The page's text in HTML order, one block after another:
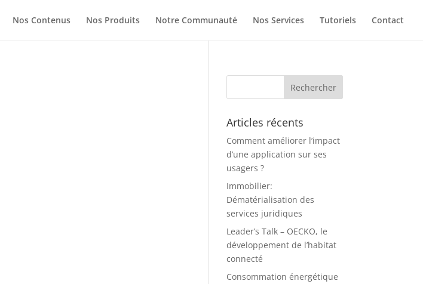
Nos Contenus Nos Produits Notre Communauté Nos Services Tutoriels Contact
Articles récents
Comment améliorer l’impact
d’une application sur ses
usagers ?
Immobilier:
Dématérialisation des
services juridiques
Leader’s Talk – OECKO, le
développement de l’habitat
connecté
Consommation énergétique